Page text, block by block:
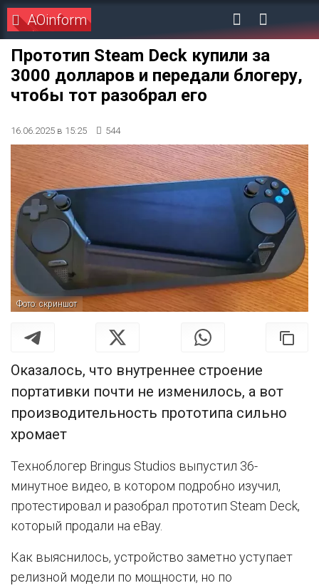
AOinform
Прототип Steam Deck купили за
3000 долларов и передали блогеру,
чтобы тот разобрал его
16.06.2025 в 15:25 544
Фото: скриншот
Оказалось, что внутреннее строение
портативки почти не изменилось, а вот
производительность прототипа сильно
хромает
Техноблогер Bringus Studios выпустил 36-
минутное видео, в котором подробно изучил,
протестировал и разобрал прототип Steam Deck,
который продали на eBay.
Как выяснилось, устройство заметно уступает
релизной модели по мощности, но по